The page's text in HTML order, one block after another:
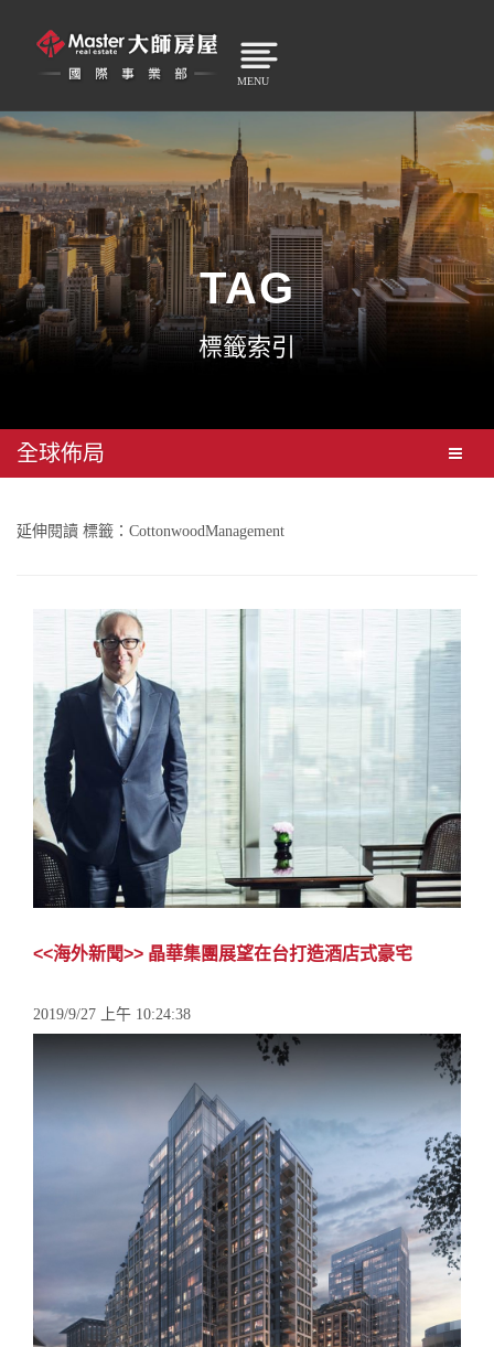
MENU
TAG
標籤索引
全球佈局
延伸閱讀 標籤：CottonwoodManagement
<<海外新聞>> 晶華集團展望在台打造酒店式豪宅
2019/9/27 上午 10:24:38